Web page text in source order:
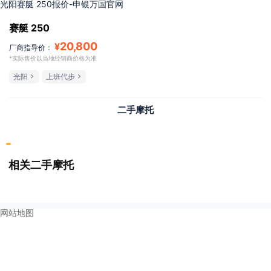
光阳赛艇 250报价-申银万国官网
赛艇 250
厂商指导价： ¥20,800
*实际售价以当地经销商价格为准
光阳 上班代步
二手摩托
相关二手摩托
网站地图